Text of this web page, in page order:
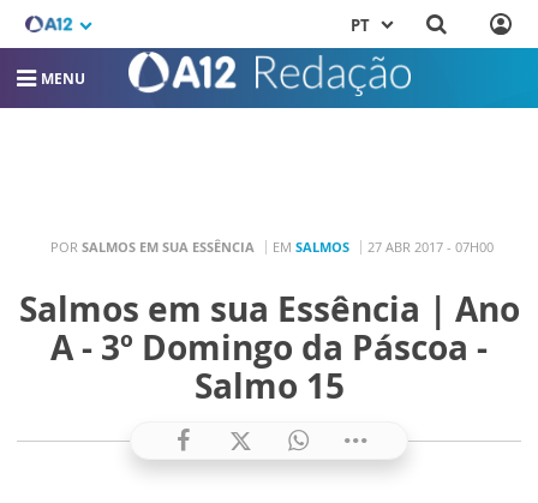
PT
MENU
POR SALMOS EM SUA ESSÊNCIA EM SALMOS 27 ABR 2017 - 07H00
Salmos em sua Essência | Ano
A - 3º Domingo da Páscoa -
Salmo 15